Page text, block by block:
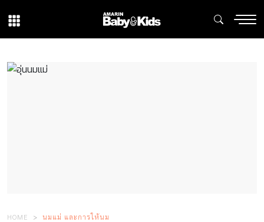
HOME นมแม่ และการให้นม